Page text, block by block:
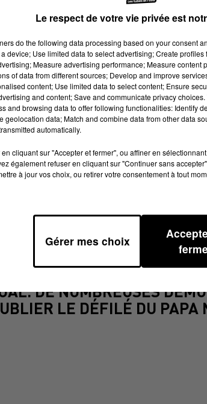
LE MARCHÉ DE NOËL DE
MARCHÉ DE NOËL DE
PROPOSE SON
DE NOMBREUSES
LE DÉFILÉ DU PAPA
Le respect de votre vie privée est
do the following data processing based on your consent
device; Use limited data to select advertising; Create
Measure advertising performance; Measure content
of data from different sources; Develop and improve
content; Use limited data to select content; Ensure
and content; Save and communicate privacy
and browsing data to offer following functionalities: Identify
geolocation data; Match and combine data from other data
automatically.
cliquant sur "Accepter et fermer", ou affiner en
également refuser en cliquant sur "Continuer sans
à jour vos choix, ou retirer votre consentement à tout
Gérer mes choix